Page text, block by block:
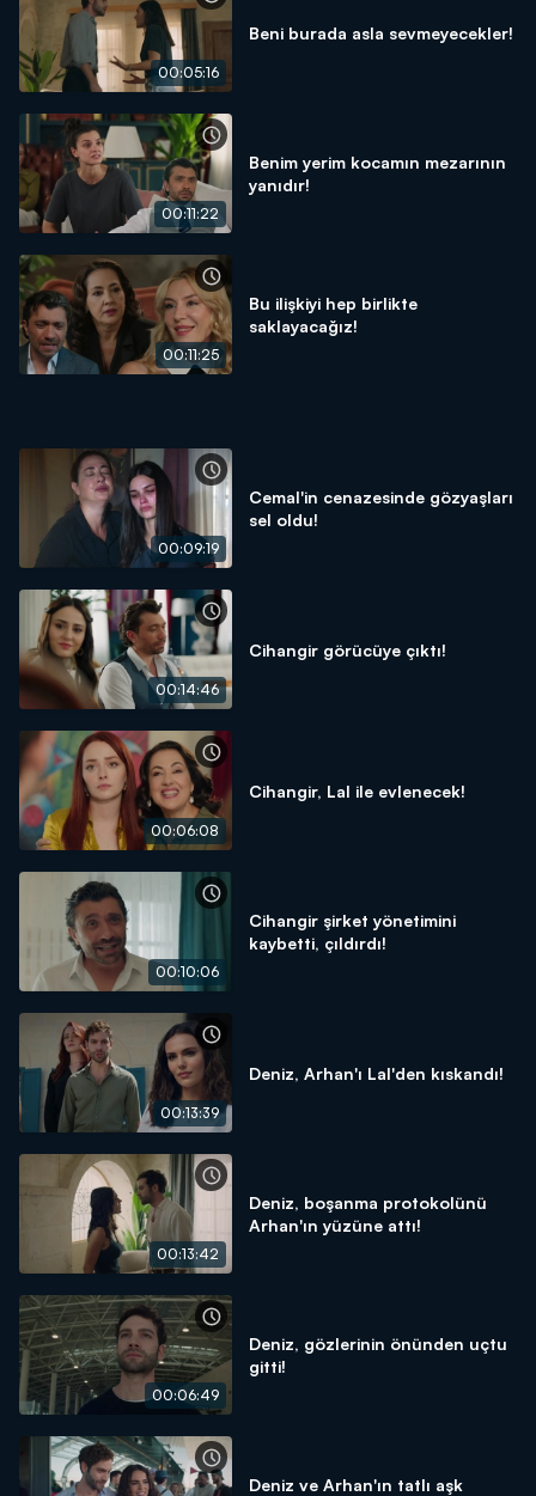
00:05:16
Beni burada asla sevmeyecekler!
00:11:22
Benim yerim kocamın mezarının
yanıdır!
00:11:25
Bu ilişkiyi hep birlikte
saklayacağız!
00:09:19
Cemal'in cenazesinde gözyaşları
sel oldu!
00:14:46
Cihangir görücüye çıktı!
00:06:08
Cihangir, Lal ile evlenecek!
00:10:06
Cihangir şirket yönetimini
kaybetti, çıldırdı!
00:13:39
Deniz, Arhan'ı Lal'den kıskandı!
00:13:42
Deniz, boşanma protokolünü
Arhan'ın yüzüne attı!
00:06:49
Deniz, gözlerinin önünden uçtu
gitti!
Deniz ve Arhan'ın tatlı aşk